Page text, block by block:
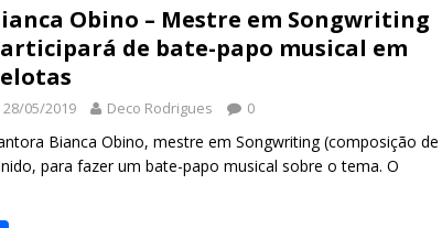
b
o
o
k
er s
A
p
p
e
n
g
er
gr
a
m
e
dI
n
e
Obino – Mestre em Songwriting
de bate-papo musical em
28/05/2019 Deco Rodrigues 0
Bianca Obino, mestre em Songwriting (composição de
para fazer um bate-papo musical sobre o tema. O